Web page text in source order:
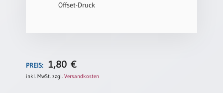
Poster
Offset-Druck
PREIS: 1,80€
inkl. MwSt. zzgl.Versandkosten